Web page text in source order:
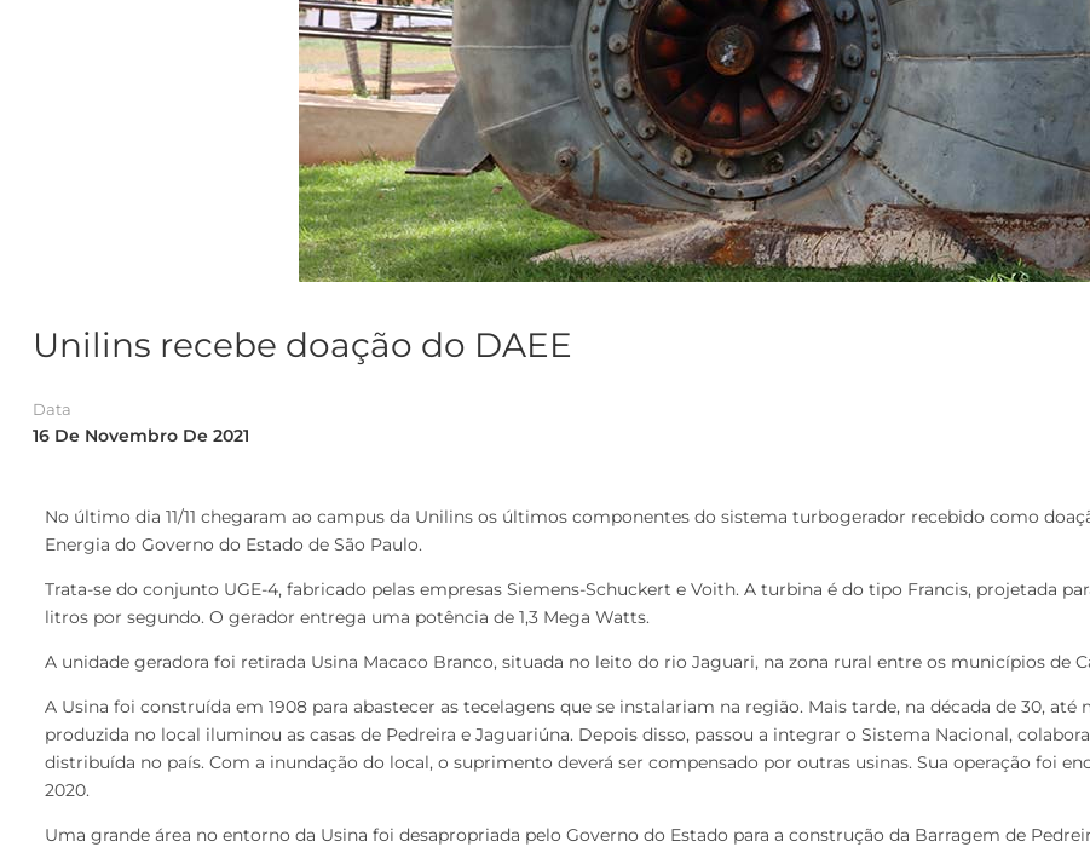
Unilins recebe doação do DAEE
Data
16 De Novembro De 2021
No último dia 11/11 chegaram ao campus da Unilins os últimos componentes do sistema turbogerador recebido como
Energia do Governo do Estado de São Paulo.
Trata-se do conjunto UGE-4, fabricado pelas empresas Siemens-Schuckert e Voith. A turbina é do tipo Francis, projetada
litros por segundo. O gerador entrega uma potência de 1,3 Mega Watts.
A unidade geradora foi retirada Usina Macaco Branco, situada no leito do rio Jaguari, na zona rural entre os municípios de
A Usina foi construída em 1908 para abastecer as tecelagens que se instalariam na região. Mais tarde, na década de 30, até
produzida no local iluminou as casas de Pedreira e Jaguariúna. Depois disso, passou a integrar o Sistema Nacional,
distribuída no país. Com a inundação do local, o suprimento deverá ser compensado por outras usinas. Sua operação foi
2020.
Uma grande área no entorno da Usina foi desapropriada pelo Governo do Estado para a construção da Barragem de